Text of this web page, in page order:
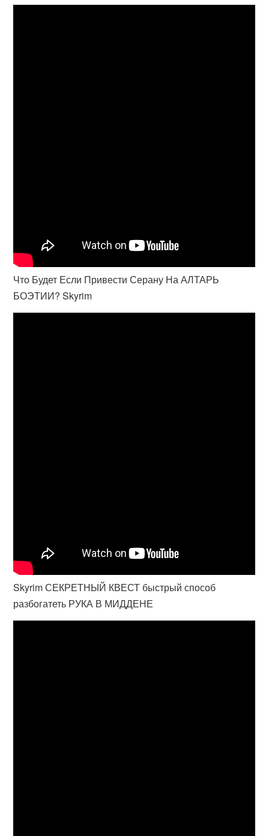
Что Будет Если Привести Серану На АЛТАРЬ
БОЭТИИ? Skyrim
Skyrim СЕКРЕТНЫЙ КВЕСТ быстрый способ
разбогатеть РУКА В МИДДЕНЕ